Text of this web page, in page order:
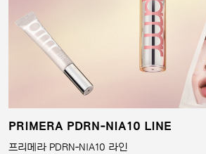
PRIMERA PDRN‑NIA10 LINE
프리메라 PDRN‑NIA10 라인